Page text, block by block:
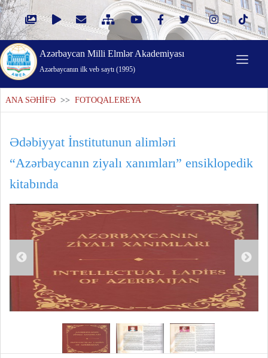
Azərbaycan Milli Elmlər Akademiyası
Azərbaycanın ilk veb saytı (1995)
ANA SƏHİFƏ >> FOTOQALEREYA
Ədəbiyyat İnstitutunun alimləri
“Azərbaycanın ziyalı xanımları” ensiklopedik
kitabında